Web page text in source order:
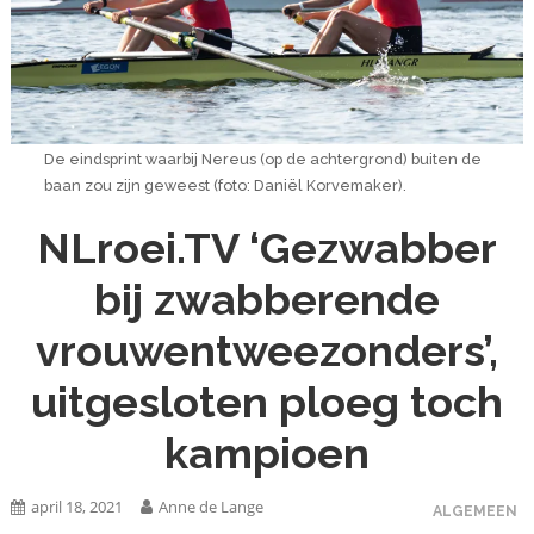
De eindsprint waarbij Nereus (op de achtergrond) buiten de
baan zou zijn geweest (foto: Daniël Korvemaker).
NLroei.TV ‘Gezwabber
bij zwabberende
vrouwentweezonders’,
uitgesloten ploeg toch
kampioen
ALGEMEEN
april 18, 2021 Anne de Lange